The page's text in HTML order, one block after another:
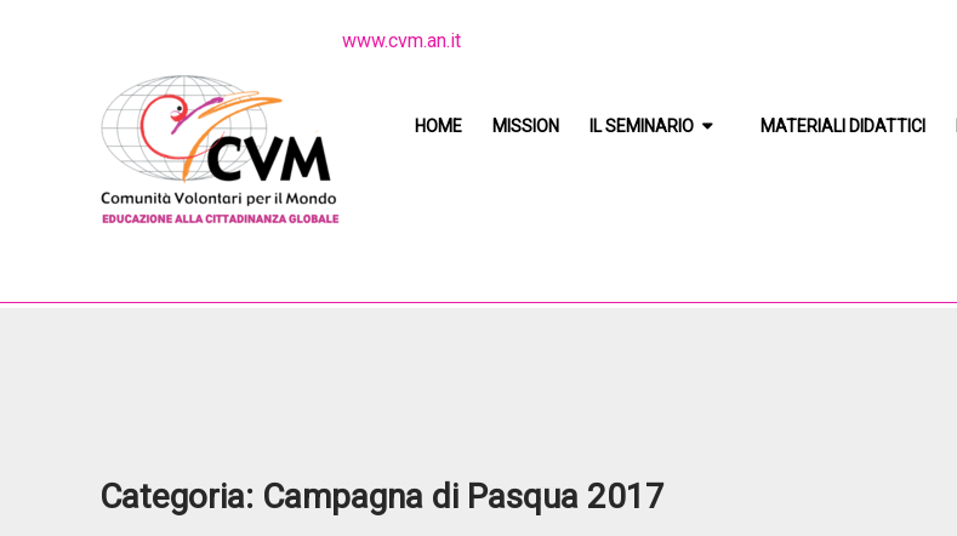
www.cvm.an.it
HOME MISSION IL SEMINARIO MATERIALI DIDATTICI
Categoria: Campagna di Pasqua 2017